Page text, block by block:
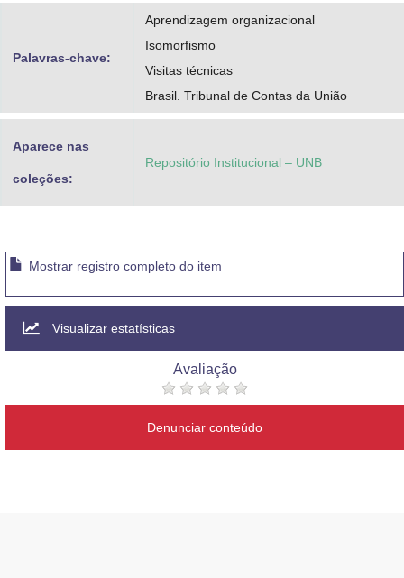
Palavras-chave:
Aprendizagem organizacional
Isomorfismo
Visitas técnicas
Brasil. Tribunal de Contas da União
Aparece nas
coleções:
Repositório Institucional – UNB
Mostrar registro completo do item
Visualizar estatísticas
Avaliação
Denunciar conteúdo